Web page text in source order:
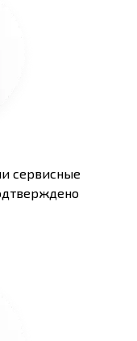
сервисные